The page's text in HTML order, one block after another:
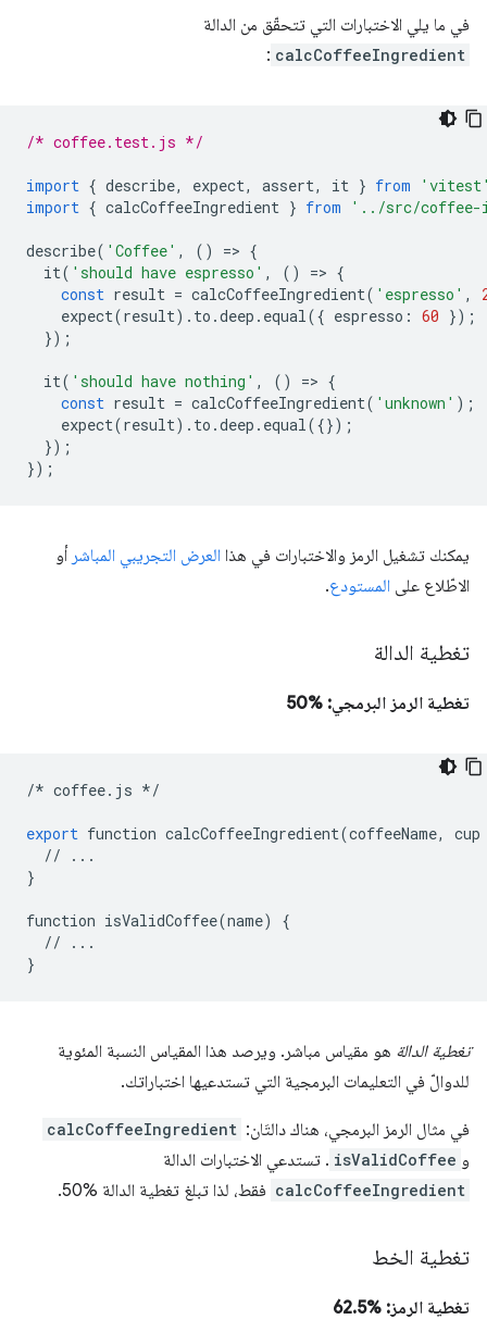
في ما يلي الاختبارات التي تتحقّق من الدالة
calcCoffeeIngredient
:
/* coffee.test.js */
import { describe, expect, assert, it } from
import { calcCoffeeIngredient } from '../src/coffee-
describe( 'Coffee' , () => {
it( 'should have espresso' , () => {
const result = calcCoffeeIngredient( 'espresso' ,
expect(result). to .deep . equal({ espresso : 60 });
});
it( 'should have nothing' , () => {
const result = calcCoffeeIngredient( 'unknown' );
expect(result). to .deep . equal({});
});
});
يمكنك تشغيل الرمز والاختبارات في هذا العرض التجريبي المباشر أو
الاطّلاع على المستودع.
تغطية الدالة
تغطية الرمز البرمجي: %50
/* coffee. js */
export function calcCoffeeIngredient(coffeeName,
cup
//
...
}
function isValidCoffee(name)
{
//
...
}
تغطية الدالة هو مقياس مباشر. ويرصد هذا المقياس النسبة المئوية
للدوالّ في التعليمات البرمجية التي تستدعيها اختباراتك.
في مثال الرمز البرمجي، هناك دالتَان: calcCoffeeIngredient
و isValidCoffee . تستدعي الاختبارات الدالة
calcCoffeeIngredient فقط، لذا تبلغ تغطية الدالة %50.
تغطية الخط
تغطية الرمز: %62.5